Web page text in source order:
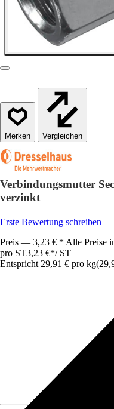
Vergleichen
Verbindungsmutter
verzinkt
Erste Bewertung schreiben
Preis — 3,23 € * Alle Preise
pro ST3,23 €*/ ST
Entspricht 29,91 € pro kg(